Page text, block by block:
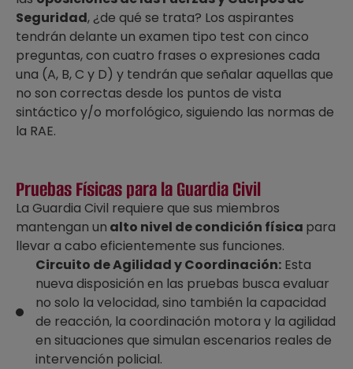
Seguridad, ¿de qué se trata? Los aspirantes
tendrán delante un examen tipo test con cinco
preguntas, con cuatro frases o expresiones cada
una (A, B, C y D) y tendrán que señalar aquellas que
no son correctas desde los puntos de vista
sintáctico y/o morfológico, siguiendo las normas de
la RAE.
Pruebas Físicas para la Guardia Civil
La Guardia Civil requiere que sus miembros
mantengan un alto nivel de condición física para
llevar a cabo eficientemente sus funciones.
Circuito de Agilidad y Coordinación: Esta
nueva disposición en las pruebas busca evaluar
no solo la velocidad, sino también la capacidad
de reacción, la coordinación motora y la agilidad
en situaciones que simulan escenarios reales de
intervención policial.